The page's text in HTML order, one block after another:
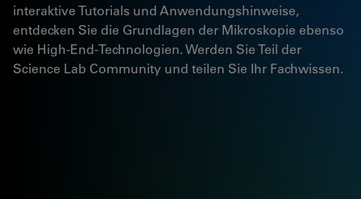
interaktive Tutorials und Anwendungshinweise,
entdecken Sie die Grundlagen der Mikroskopie ebenso
wie High-End-Technologien. Werden Sie Teil der
Science Lab Community und teilen Sie Ihr Fachwissen.